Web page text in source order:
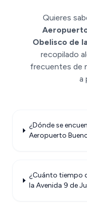
Quieres
Obelisco de
recopilado
frecuentes de
a
¿Dónde se
Aeropuerto
¿Cuánto tiempo
la Avenida 9 de